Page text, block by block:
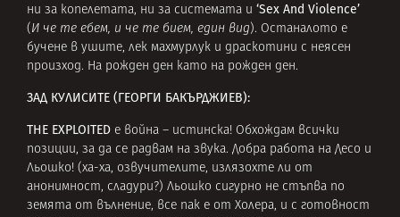
ни за копелетата, ни за системата и ‘Sex And Violence’
( И че те ебем, и че те бием, един вид). Останалото е
бучене в ушите, лек махмурлук и драскотини с неясен
произход. На рожден ден като на рожден ден.
ЗАД КУЛИСИТЕ (ГЕОРГИ БАКЪРДЖИЕВ):
THE EXPLOITED е война – истинска! Обхождам всички
позиции, за да се радвам на звука. Добра работа на Десо и
Льошко! (ха-ха, озвучителите, излязохте ли от
анонимност, сладури?) Льошко сигурно не стъпва по
земята от вълнение, все пак е от Холера, и с готовност